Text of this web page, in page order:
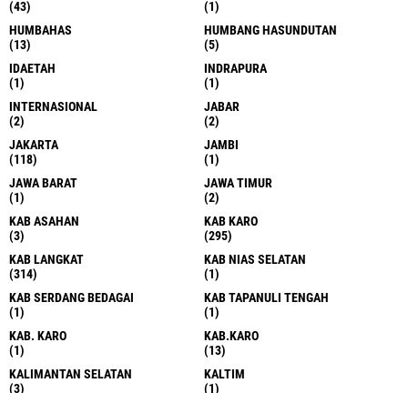
(43)
(1)
HUMBAHAS
(13)
HUMBANG HASUNDUTAN
(5)
IDAETAH
(1)
INDRAPURA
(1)
INTERNASIONAL
(2)
JABAR
(2)
JAKARTA
(118)
JAMBI
(1)
JAWA BARAT
(1)
JAWA TIMUR
(2)
KAB ASAHAN
(3)
KAB KARO
(295)
KAB LANGKAT
(314)
KAB NIAS SELATAN
(1)
KAB SERDANG BEDAGAI
(1)
KAB TAPANULI TENGAH
(1)
KAB. KARO
(1)
KAB.KARO
(13)
KALIMANTAN SELATAN
(3)
KALTIM
(1)